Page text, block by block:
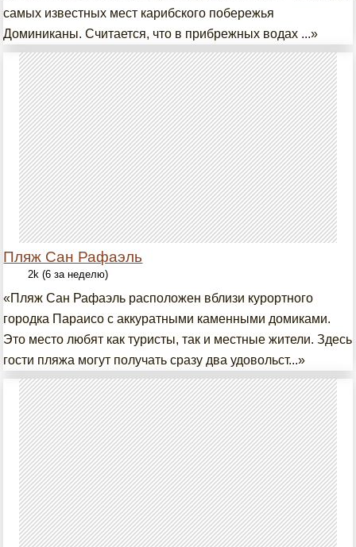
самых известных мест карибского побережья
Доминиканы. Считается, что в прибрежных водах ...»
Пляж Сан Рафаэль
2k (6 за неделю)
«Пляж Сан Рафаэль расположен вблизи курортного
городка Параисо с аккуратными каменными домиками.
Это место любят как туристы, так и местные жители. Здесь
гости пляжа могут получать сразу два удовольст...»